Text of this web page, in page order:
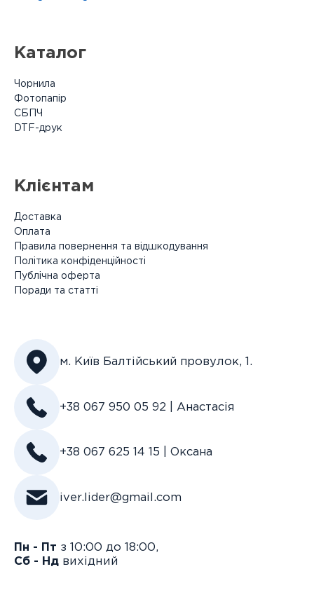
Каталог
Чорнила
Фотопапір
СБПЧ
DTF-друк
Клієнтам
Доставка
Оплата
Правила повернення та відшкодування
Політика конфіденційності
Публічна оферта
Поради та статті
м. Київ Балтійський провулок, 1.
+38 067 950 05 92 | Анастасія
+38 067 625 14 15 | Оксана
iver.lider@gmail.com
Пн - Пт з 10:00 до 18:00,
Сб - Нд вихідний